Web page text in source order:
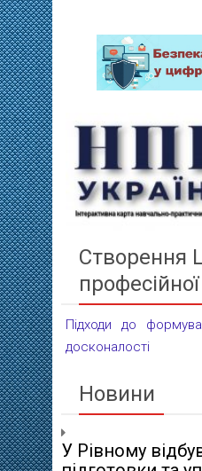
Створення
Підходи до
досконалості
Новини
У Рівному